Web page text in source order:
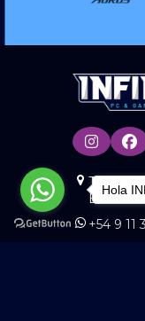
Tienda
BS.AS
+54 9 11
Hola